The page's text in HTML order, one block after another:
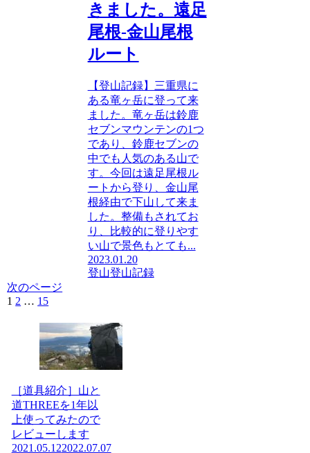
きました。遠足
尾根-金山尾根
ルート
【登山記録】三重県に
ある竜ヶ岳に登って来
ました。竜ヶ岳は鈴鹿
セブンマウンテンの1つ
であり、鈴鹿セブンの
中でも人気のある山で
す。今回は遠足尾根ル
ートから登り、金山尾
根経由で下山して来ま
した。整備もされてお
り、比較的に登りやす
い山で景色もとても...
2023.01.20
登山登山記録
次のページ
1 2 … 15次
［道具紹介］山と
道THREEを1年以
上使ってみたので
レビューします
2021.05.122022.07.07